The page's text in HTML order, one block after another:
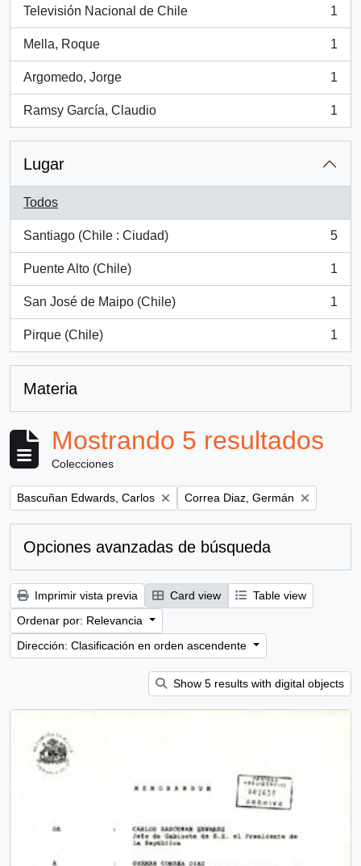
Televisión Nacional de Chile
, 1 resultados
1
Mella, Roque
, 1 resultados
1
Argomedo, Jorge
, 1 resultados
1
Ramsy García, Claudio
, 1 resultados
1
Lugar
Todos
Santiago (Chile : Ciudad)
, 5 resultados
5
Puente Alto (Chile)
, 1 resultados
1
San José de Maipo (Chile)
, 1 resultados
1
Pirque (Chile)
, 1 resultados
1
Materia
Mostrando 5 resultados
Colecciones
Remove filter:
Bascuñan Edwards, Carlos Remove filter:
Correa Diaz, Germán
Opciones avanzadas de búsqueda
Imprimir vista previa Card view
Table view
Ordenar por: Relevancia
Dirección: Clasificación en orden ascendente
Show 5 results with digital objects